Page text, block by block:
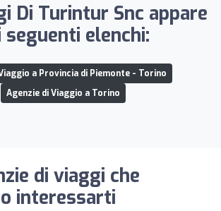
Di Turintur Snc appare
seguenti elenchi:
a Provincia di Piemonte - Torino
Agenzie di Viaggio a Torino
di viaggi che
interessarti